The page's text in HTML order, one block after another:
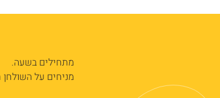
מתחילים בשעה.
מניחים על